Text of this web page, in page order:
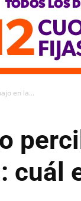
en la...
cuál